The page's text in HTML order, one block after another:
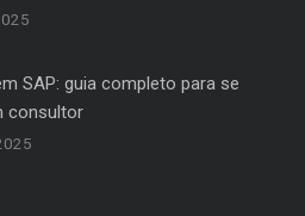
SAP: guia completo para se
consultor